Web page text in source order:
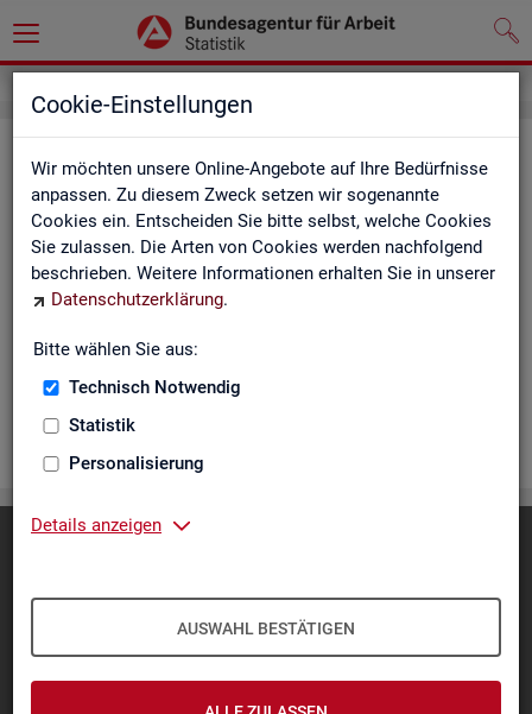
Cookie-Einstellungen
Wir möchten unsere Online-Angebote auf Ihre Bedürfnisse
anpassen. Zu diesem Zweck setzen wir sogenannte
Cookies ein. Entscheiden Sie bitte selbst, welche Cookies
Sie zulassen. Die Arten von Cookies werden nachfolgend
beschrieben. Weitere Informationen erhalten Sie in unserer
Datenschutzerklärung.
Bitte wählen Sie aus:
Technisch Notwendig
Statistik
Personalisierung
Details anzeigen
AUSWAHL BESTÄTIGEN
Ar­beits­lo­se und Ar­beits­lo­sen­quo­
ten - Deutsch­land, Län­der, Krei­se
und Ge­mein­den (Zeit­rei­he Mo­nats-
und Jah­res­zah­len)
nen über Ar­beits­lo­se nach Alter, Ge­schlecht, Staats­an­ge­hö­
rig­keit, Schwer­be­hin­de­rung und wei­te­re Merk­ma­le sowie Ar­
beits­lo­sen­quo­ten.
Diese Seite empfehlen
IN­TER­AK­TI­VE STA­TIS­TI­KEN
GRUND­LA­GEN